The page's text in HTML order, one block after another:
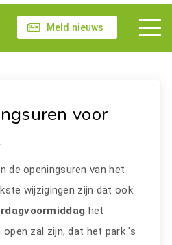
Meld nieuws
voor
de openingsuren van het
wijzigingen zijn dat ook
het
zal zijn, dat het park 's